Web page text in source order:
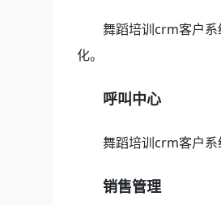
舞蹈培训crm客户
化。
呼叫中心
舞蹈培训crm客户系
销售管理